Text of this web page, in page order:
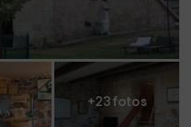
+23 fotos